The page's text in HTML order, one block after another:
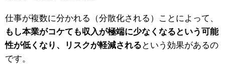
仕事が複数に分かれる（分散化される）ことによって、
もし本業がコケても収入が極端に少なくなるという可能
性が低くなり、リスクが軽減される という効果があるの
です。